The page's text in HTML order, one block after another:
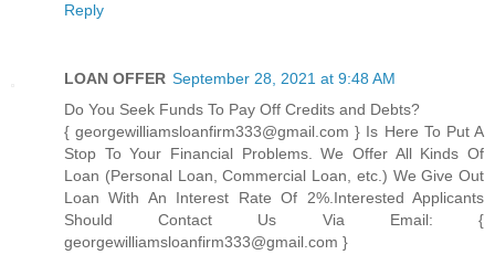
Reply
LOAN OFFER September 28, 2021 at 9:48 AM
Do You Seek Funds To Pay Off Credits and Debts?
{ georgewilliamsloanfirm333@gmail.com } Is Here To Put A
Stop To Your Financial Problems. We Offer All Kinds Of
Loan (Personal Loan, Commercial Loan, etc.) We Give Out
Loan With An Interest Rate Of 2%.Interested Applicants
Should Contact Us Via Email: {
georgewilliamsloanfirm333@gmail.com }